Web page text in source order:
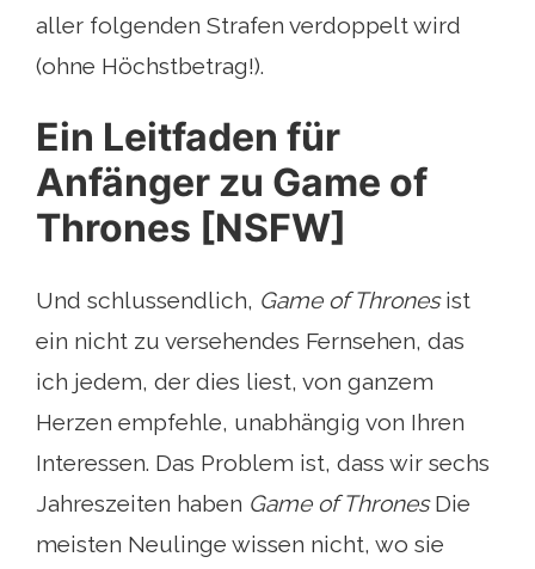
aller folgenden Strafen verdoppelt wird
(ohne Höchstbetrag!).
Ein Leitfaden für
Anfänger zu Game of
Thrones [NSFW]
Und schlussendlich, Game of Thronesist
ein nicht zu versehendes Fernsehen, das
ich jedem, der dies liest, von ganzem
Herzen empfehle, unabhängig von Ihren
Interessen. Das Problem ist, dass wir sechs
Jahreszeiten haben Game of ThronesDie
meisten Neulinge wissen nicht, wo sie